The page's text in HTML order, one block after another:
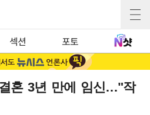
섹션 포토
혼 3년 만에 임신…"작